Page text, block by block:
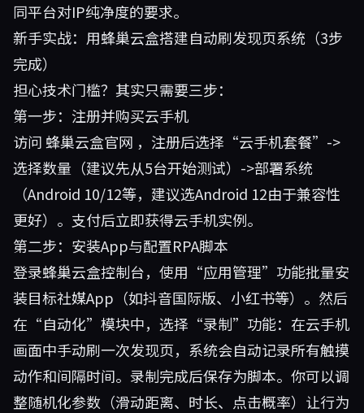
同平台对IP纯净度的要求。
新手实战：用蜂巢云盒搭建自动刷发现页系统（3步
完成）
担心技术门槛？其实只需要三步：
第一步：注册并购买云手机
访问 蜂巢云盒官网 ，注册后选择“云手机套餐”->
选择数量（建议先从5台开始测试）->部署系统
（Android 10/12等，建议选Android 12由于兼容性
更好）。支付后立即获得云手机实例。
第二步：安装App与配置RPA脚本
登录蜂巢云盒控制台，使用“应用管理”功能批量安
装目标社媒App（如抖音国际版、小红书等）。然后
在“自动化”模块中，选择“录制”功能：在云手机
画面中手动刷一次发现页，系统会自动记录所有触摸
动作和间隔时间。录制完成后保存为脚本。你可以调
整随机化参数（滑动距离、时长、点击概率）让行为